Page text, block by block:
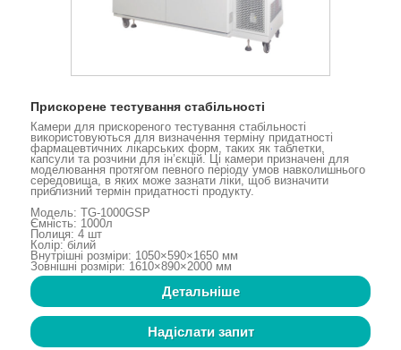
Прискорене тестування стабільності
Камери для прискореного тестування стабільності
використовуються для визначення терміну придатності
фармацевтичних лікарських форм, таких як таблетки,
капсули та розчини для ін’єкцій. Ці камери призначені для
моделювання протягом певного періоду умов навколишнього
середовища, в яких може зазнати ліки, щоб визначити
приблизний термін придатності продукту.
Модель: TG-1000GSP
Ємність: 1000л
Полиця: 4 шт
Колір: білий
Внутрішні розміри: 1050×590×1650 мм
Зовнішні розміри: 1610×890×2000 мм
Детальніше
Надіслати запит